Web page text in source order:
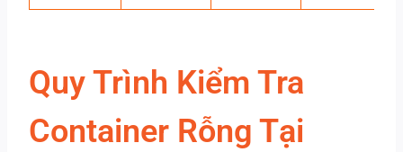
Quy Trình Kiểm Tra
Container Rỗng Tại